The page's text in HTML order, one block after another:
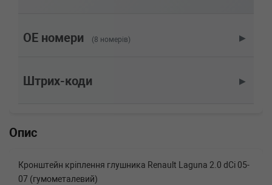
RENAULT
2.0 dCi (BG1T) 150 л.с. (2005-н.в.) 150 л.с.
OE номери (8 номерів) ▶
Штрих-коди ▶
Опис
Кронштейн кріплення глушника Renault Laguna 2.0 dCi 05-
07 (гумометалевий)